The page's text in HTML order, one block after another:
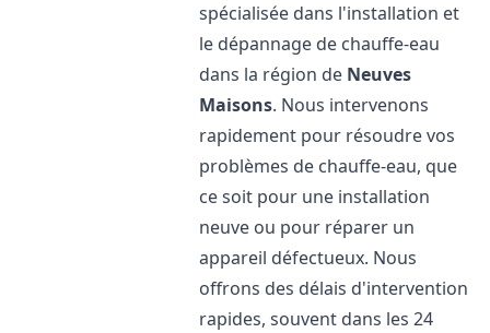
spécialisée dans l'installation et
le dépannage de chauffe-eau
dans la région de Neuves
Maisons. Nous intervenons
rapidement pour résoudre vos
problèmes de chauffe-eau, que
ce soit pour une installation
neuve ou pour réparer un
appareil défectueux. Nous
offrons des délais d'intervention
rapides, souvent dans les 24